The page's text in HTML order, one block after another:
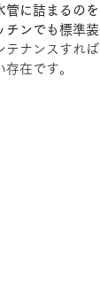
に詰まるの
チンでも標準
テナンスすれ
在です。